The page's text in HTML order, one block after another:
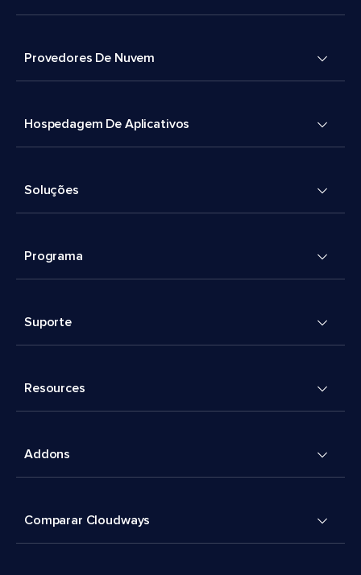
Provedores De Nuvem
Hospedagem De Aplicativos
Soluções
Programa
Suporte
Resources
Addons
Comparar Cloudways